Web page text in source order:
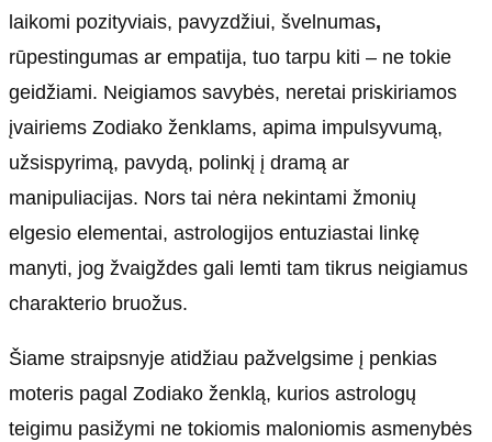
laikomi pozityviais, pavyzdžiui, švelnumas,
rūpestingumas ar empatija, tuo tarpu kiti – ne tokie
geidžiami. Neigiamos savybės, neretai priskiriamos
įvairiems Zodiako ženklams, apima impulsyvumą,
užsispyrimą, pavydą, polinkį į dramą ar
manipuliacijas. Nors tai nėra nekintami žmonių
elgesio elementai, astrologijos entuziastai linkę
manyti, jog žvaigždes gali lemti tam tikrus neigiamus
charakterio bruožus.
Šiame straipsnyje atidžiau pažvelgsime į penkias
moteris pagal Zodiako ženklą, kurios astrologų
teigimu pasižymi ne tokiomis maloniomis asmenybės